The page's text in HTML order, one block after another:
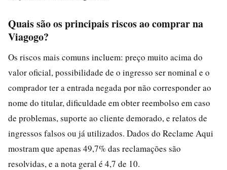
Quais são os principais riscos ao comprar na
Viagogo?
Os riscos mais comuns incluem: preço muito acima do
valor oficial, possibilidade de o ingresso ser nominal e o
comprador ter a entrada negada por não corresponder ao
nome do titular, dificuldade em obter reembolso em caso
de problemas, suporte ao cliente demorado, e relatos de
ingressos falsos ou já utilizados. Dados do Reclame Aqui
mostram que apenas 49,7% das reclamações são
resolvidas, e a nota geral é 4,7 de 10.